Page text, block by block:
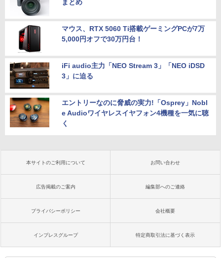
まとめ
マウス、RTX 5060 Ti搭載ゲーミングPCが7万
5,000円オフで30万円台！
iFi audio主力「NEO Stream 3」「NEO iDSD
3」に迫る
エントリーなのに脅威の実力!「Osprey」Nobl
e Audioワイヤレスイヤフォン4機種を一気に聴
く
本サイトのご利用について お問い合わせ
広告掲載のご案内 編集部へのご連絡
プライバシーポリシー 会社概要
インプレスグループ 特定商取引法に基づく表示